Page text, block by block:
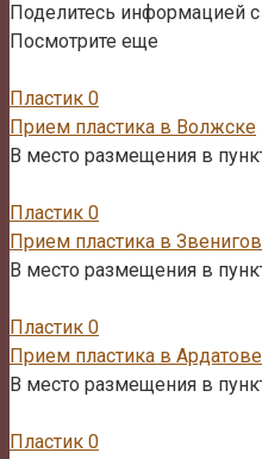
Поделитесь информацией
Посмотрите еще
Пластик 0
Прием пластика в Волжске
В место размещения в
Пластик 0
Прием пластика в
В место размещения в
Пластик 0
Прием пластика в Ардатове
В место размещения в
Пластик 0